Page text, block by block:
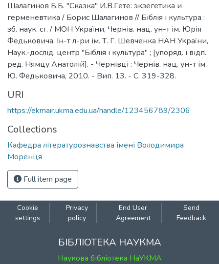
Шалагинов Б.Б. "Сказка" И.В.Гëте: экзегетика и
герменевтика / Борис Шалагинов // Біблія і культура :
зб. наук. ст. / МОН України, Чернів. нац. ун-т ім. Юрія
Федьковича, Ін-т л-ри ім. Т. Г. Шевченка НАН України,
Наук.-дослід. центр "Біблія і культура" ; [упоряд. і відп.
ред. Нямцу Анатолій]. - Чернівці : Чернів. нац. ун-т ім.
Ю. Федьковича, 2010. - Вип. 13. - С. 319-328.
URI
https://ekmair.ukma.edu.ua/handle/123456789/2306
Collections
Кафедра літературознавства імені Володимира
Моренця
Full item page
Cookie
settings
Privacy
policy
End User
Agreement
Send
Feedback
БІБЛІОТЕКА НАУКМА
Наукова бібліотека НаУКМА